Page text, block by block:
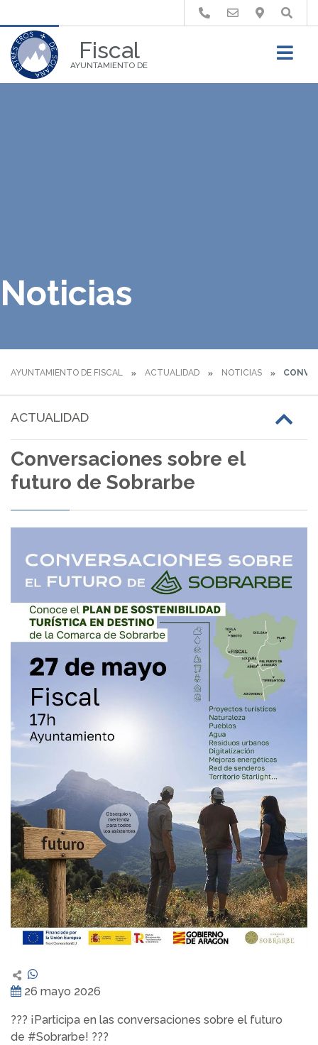
Fiscal
AYUNTAMIENTO DE
Buscar
Noticias
AYUNTAMIENTO DE FISCAL ACTUALIDAD NOTICIAS
ACTUALIDAD
Conversaciones sobre el
futuro de Sobrarbe
26 mayo 2026
??? ¡Participa en las conversaciones sobre el futuro
de #Sobrarbe! ???